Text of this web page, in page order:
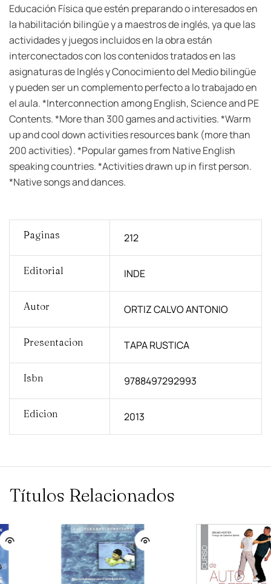
Educación Física que estén preparando o interesados en
la habilitación bilingüe y a maestros de inglés, ya que las
actividades y juegos incluidos en la obra están
interconectados con los contenidos tratados en las
asignaturas de Inglés y Conocimiento del Medio bilingüe
y pueden ser un complemento perfecto a lo trabajado en
el aula. *Interconnection among English, Science and PE
Contents. *More than 300 games and activities. *Warm
up and cool down activities resources bank (more than
200 activities). *Popular games from Native English
speaking countries. *Activities drawn up in first person.
*Native songs and dances.
Paginas 212
Editorial INDE
Autor ORTIZ CALVO ANTONIO
Presentacion TAPA RUSTICA
Isbn 9788497292993
Edicion 2013
Títulos Relacionados